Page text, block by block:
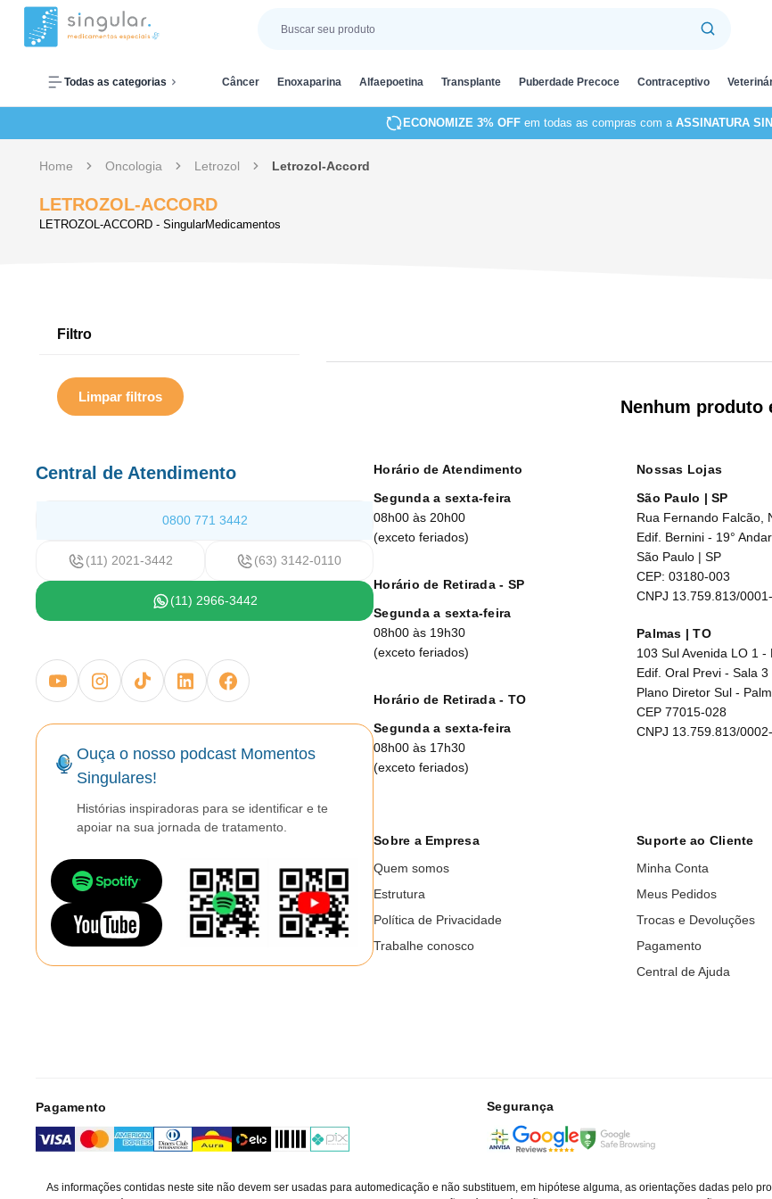
Todas as categorias Câncer Enoxaparina Alfaepoetina Transplante Puberdade Precoce Contraceptivo
ECONOMIZE 3% OFF em todas as compras com a ASSINATURA
Home Oncologia Letrozol Letrozol-Accord
LETROZOL-ACCORD
LETROZOL-ACCORD - SingularMedicamentos
Filtro
Limpar filtros
Nenhum produto
Central de Atendimento
0800 771 3442
(11) 2021-3442 (63) 3142-0110
(11) 2966-3442
Ouça o nosso podcast Momentos
Singulares!
Histórias inspiradoras para se identificar e te
apoiar na sua jornada de tratamento.
Horário de Atendimento
Segunda a sexta-feira
08h00 às 20h00
(exceto feriados)
Horário de Retirada - SP
Segunda a sexta-feira
08h00 às 19h30
(exceto feriados)
Horário de Retirada - TO
Segunda a sexta-feira
08h00 às 17h30
(exceto feriados)
Nossas Lojas
São Paulo | SP
Rua Fernando Falcão,
Edif. Bernini - 19° Andar
São Paulo | SP
CEP: 03180-003
CNPJ 13.759.813/
Palmas | TO
103 Sul Avenida LO 1 -
Edif. Oral Previ - Sala 3
Plano Diretor Sul -
CEP 77015-028
CNPJ 13.759.813/
Sobre a Empresa
Quem somos
Estrutura
Política de Privacidade
Trabalhe conosco
Suporte ao Cliente
Minha Conta
Meus Pedidos
Trocas e Devoluções
Pagamento
Central de Ajuda
Pagamento Segurança
As informações contidas neste site não devem ser usadas para automedicação e não substituem, em hipótese alguma, as orientações dadas pelo